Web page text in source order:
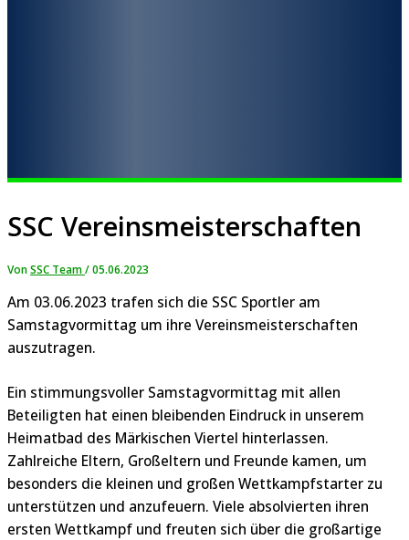
SSC Vereinsmeisterschaften
VonSSC Team/05.06.2023
Am 03.06.2023 trafen sich die SSC Sportler am
Samstagvormittag um ihre Vereinsmeisterschaften
auszutragen.
Ein stimmungsvoller Samstagvormittag mit allen
Beteiligten hat einen bleibenden Eindruck in unserem
Heimatbad des Märkischen Viertel hinterlassen.
Zahlreiche Eltern, Großeltern und Freunde kamen, um
besonders die kleinen und großen Wettkampfstarter zu
unterstützen und anzufeuern. Viele absolvierten ihren
ersten Wettkampf und freuten sich über die großartige